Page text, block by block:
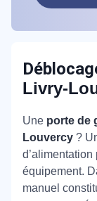
Livry-
Une porte de
Louvercy ?
équipement.
manuel